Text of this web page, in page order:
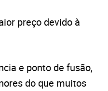
preço devido à
e ponto de fusão,
do que muitos